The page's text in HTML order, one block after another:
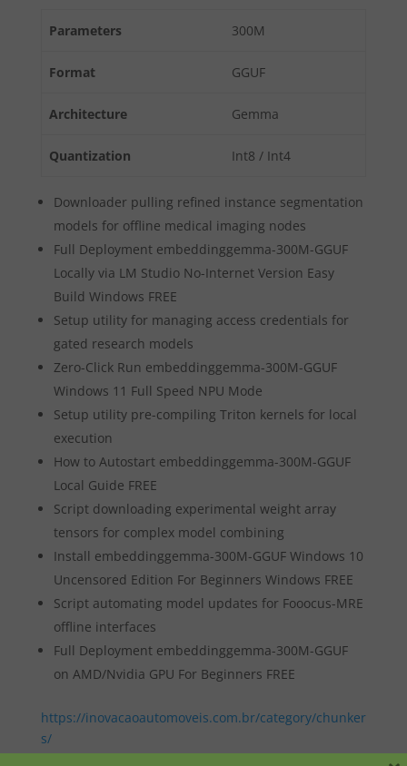
Parameters 300M
Format GGUF
Architecture Gemma
Quantization Int8 / Int4
Downloader pulling refined instance segmentation
models for offline medical imaging nodes
Full Deployment embeddinggemma-300M-GGUF
Locally via LM Studio No-Internet Version Easy
Build Windows FREE
Setup utility for managing access credentials for
gated research models
Zero-Click Run embeddinggemma-300M-GGUF
Windows 11 Full Speed NPU Mode
Setup utility pre-compiling Triton kernels for local
execution
How to Autostart embeddinggemma-300M-GGUF
Local Guide FREE
Script downloading experimental weight array
tensors for complex model combining
Install embeddinggemma-300M-GGUF Windows 10
Uncensored Edition For Beginners Windows FREE
Script automating model updates for Fooocus-MRE
offline interfaces
Full Deployment embeddinggemma-300M-GGUF
on AMD/Nvidia GPU For Beginners FREE
https://inovacaoautomoveis.com.br/category/chunker
s/